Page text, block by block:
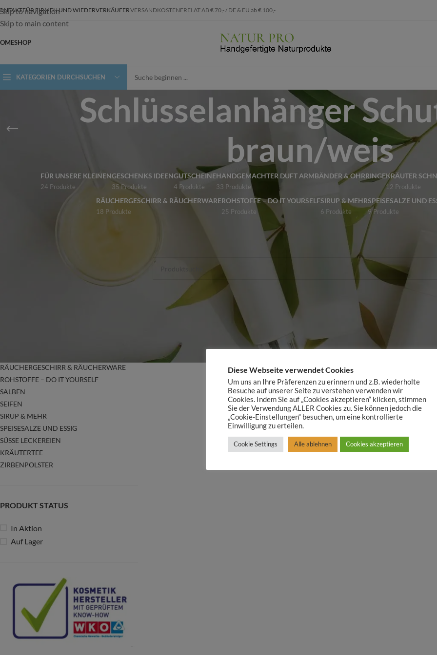
Skip to navigation
Skip to main content
FÜR FIRMEN UND WIEDERVERKÄUFERVERSANDKOSTENFREI AT AB € 70,- / DE & EU ab € 100,-
SHOP
KATEGORIEN DURCHSUCHEN
Schlüsselanhänger
braun/weis
FÜR UNSERE KLEINEN
24 Produkte
GESCHENKS IDEEN
35 Produkte
GUTSCHEINE
4 Produkte
HANDGEMACHTER DUFT ARMBÄNDER & OHRRINGE
33 Produkte
KRÄUTER
12 Produkte
RÄUCHERGESCHIRR & RÄUCHERWARE
18 Produkte
ROHSTOFFE – DO IT YOURSELF
25 Produkte
SIRUP & MEHR
6 Produkte
SPEISESALZE UND
9 Produkte
RÄUCHERGESCHIRR & RÄUCHERWARE
ROHSTOFFE – DO IT YOURSELF
SALBEN
SEIFEN
SIRUP & MEHR
SPEISESALZE UND ESSIG
SÜSSE LECKEREIEN
KRÄUTERTEE
ZIRBENPOLSTER
PRODUKT STATUS
In Aktion
Auf Lager
Produkte verschlagwortet mit „Schlüsselanhänger Schutzengel braun/
Es wurden keine Produkte gefunden, die deiner Auswahl entsprechen.
Diese Webseite verwendet Cookies
Um uns an Ihre Präferenzen zu erinnern und z.B. wiederholte
Besuche auf unserer Seite zu verstehen verwenden wir
Cookies. Indem Sie auf „Cookies akzeptieren“ klicken, stimmen
Sie der Verwendung ALLER Cookies zu. Sie können jedoch die
„Cookie-Einstellungen“ besuchen, um eine kontrollierte
Einwilligung zu erteilen.
Cookie Settings Alle ablehnen Cookies akzeptieren